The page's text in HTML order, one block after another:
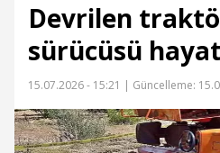
Devrilen
sürücüsü
15.07.2026 - 15:21 | Güncelleme: